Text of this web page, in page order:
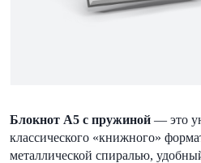
Блокнот А5 с пружиной — это
классического «книжного»
металлической спиралью,